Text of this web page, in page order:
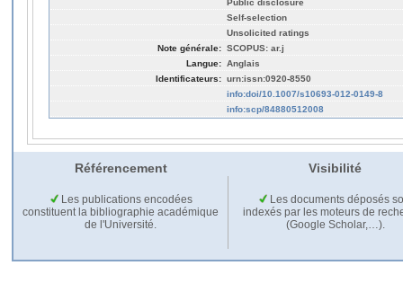
Self-selection
Unsolicited ratings
Note générale: SCOPUS: ar.j
Langue: Anglais
Identificateurs: urn:issn:0920-8550
info:doi/10.1007/s10693-012-0149-8
info:scp/84880512008
Référencement Visibilité
Les publications encodées
constituent la bibliographie académique
de l'Université.
Les documents déposés
indexés par les moteurs de
(Google Scholar,…).